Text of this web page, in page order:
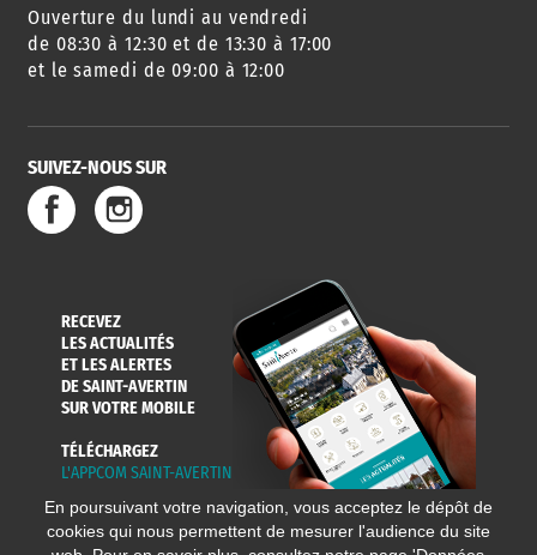
AGENDA
DES SORTIES
URBANISME
SERVICE
DE L'EAU
Ouverture du lundi au vendredi
de 08:30 à 12:30 et de 13:30 à 17:00
et le samedi de 09:00 à 12:00
SUIVEZ-NOUS SUR
RECEVEZ
LES ACTUALITÉS
ET LES ALERTES
DE SAINT-AVERTIN
SUR VOTRE MOBILE
TÉLÉCHARGEZ
L'APPCOM SAINT-AVERTIN
En poursuivant votre navigation, vous acceptez le dépôt de
cookies qui nous permettent de mesurer l'audience du site